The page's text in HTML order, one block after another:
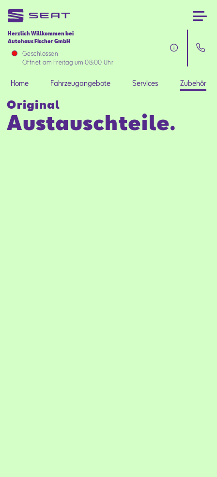
Herzlich Willkommen bei
Autohaus Fischer GmbH
Geschlossen
Öffnet am Freitag um 08:00 Uhr
Home
Fahrzeugangebote
Services
Home Fahrzeugangebote Services Zubehör
Original
Austauschteile.